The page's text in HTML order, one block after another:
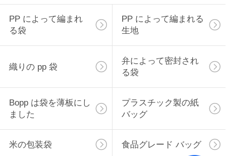
PRIVACY
POLICY
PP によって編まれ
る袋
PP によって編まれる
生地
織りの pp 袋
弁によって密封され
る袋
Bopp は袋を薄板にし
ました
プラスチック製の紙
バッグ
米の包装袋 食品グレード バッグ